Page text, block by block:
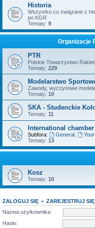
Historia
Wszystko co związane z
po KGR
Tematy: 9
Organizacje
PTR
Polskie Towarzystwo
Tematy: 229
Modelarstwo
Zawody, wyczynowe
Tematy: 10
SKA - Studenckie
Tematy: 11
International
Subfora: General,
Tematy: 13
Kosz
Tematy: 10
ZALOGUJ SIĘ • ZAREJESTRUJ SIĘ
Nazwa użytkownika:
Hasło: